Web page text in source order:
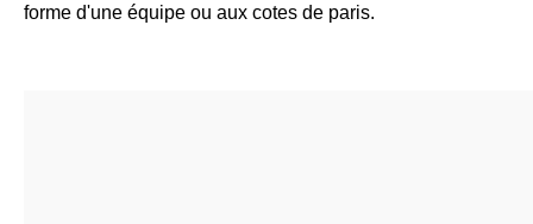
forme d'une équipe ou aux cotes de paris.